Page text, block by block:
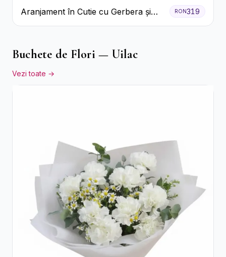
Aranjament în Cutie cu Gerbera și
Trandafiri Roz
RON319
Buchete de Flori — Uilac
Vezi toate →